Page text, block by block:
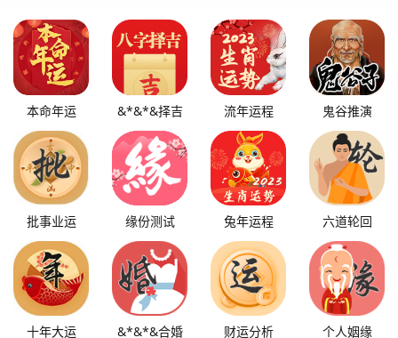
本命年运 &*&*&择吉 流年运程 鬼谷推演
批事业运 缘份测试 兔年运程 六道轮回
十年大运 &*&*&合婚 财运分析 个人姻缘